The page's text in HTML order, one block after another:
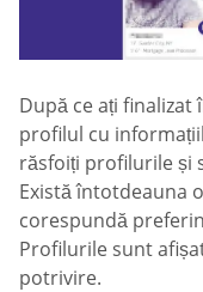
După ce ați
profilul cu
răsfoiți profilurile și
Există întotdeauna
corespundă
Profilurile sunt
potrivire.